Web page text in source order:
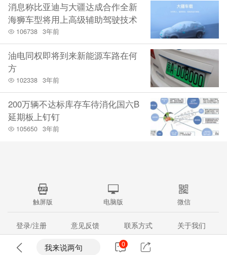
消息称比亚迪与大疆达成合作全新
海狮车型将用上高级辅助驾驶技术
106738 3年前
油电同权即将到来新能源车路在何
方
102338 3年前
200万辆不达标库存车待消化国六B
延期板上钉钉
105650 3年前
我来说两句 0
触屏版 电脑版 微信
登录/注册 意见反馈 联系方式
关于我们
站点地图
资本论财经网 All Rights Reserved